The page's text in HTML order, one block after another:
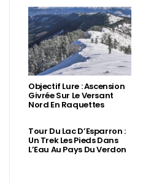
Objectif Lure : Ascension
Givrée Sur Le Versant
Nord En Raquettes
Tour Du Lac D’Esparron :
Un Trek Les Pieds Dans
L’Eau Au Pays Du Verdon